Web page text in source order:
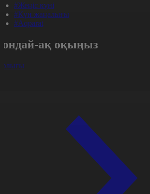
#Жеңіс күні
#Күн жаңалығы
#Aqparat
ақ оқыңыз